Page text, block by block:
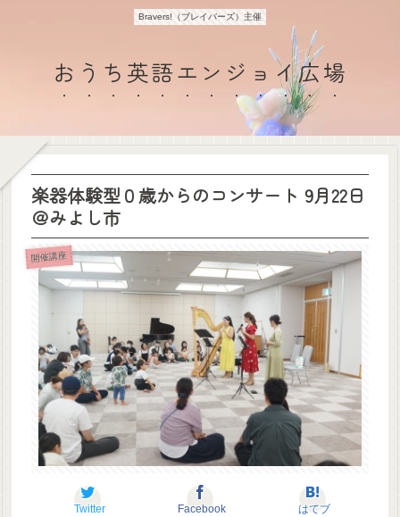
Bravers!（ブレイバーズ）主催
おうち英語エンジョイ広場
楽器体験型０歳からのコンサート 9月22日
＠みよし市
開催講座
Twitter Facebook はてブ